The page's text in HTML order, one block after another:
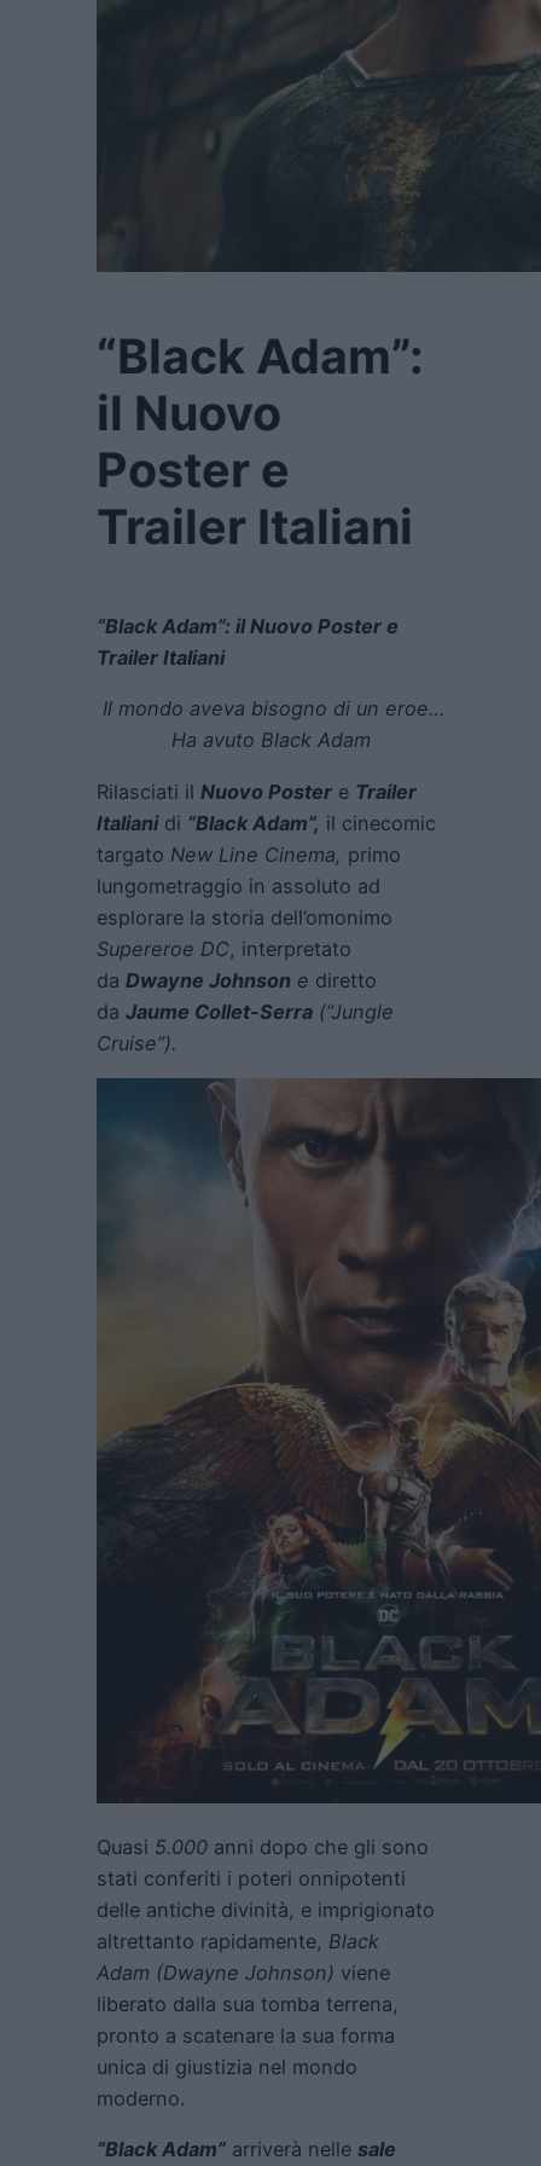
“Black Adam”:
il Nuovo
Poster e
Trailer Italiani
“Black Adam”: il Nuovo Poster e
Trailer Italiani
Il mondo aveva bisogno di un eroe…
Ha avuto Black Adam
Rilasciati il Nuovo Poster e Trailer
Italianidi “Black Adam”, il cinecomic
targato New Line Cinema, primo
lungometraggio in assoluto ad
esplorare la storia dell’omonimo
Supereroe DC, interpretato
da Dwayne Johnson e diretto
da Jaume Collet-Serra (“Jungle
Cruise”).
Quasi 5.000 anni dopo che gli sono
stati conferiti i poteri onnipotenti
delle antiche divinità, e imprigionato
altrettanto rapidamente, Black
Adam (Dwayne Johnson) viene
liberato dalla sua tomba terrena,
pronto a scatenare la sua forma
unica di giustizia nel mondo
moderno.
“Black Adam” arriverà nelle sale